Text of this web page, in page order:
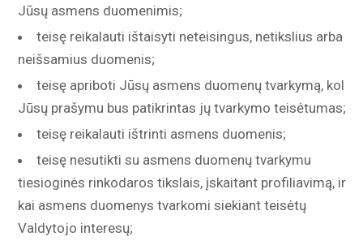
Jūsų asmens duomenimis;
teisę reikalauti ištaisyti neteisingus, netikslius arba
neišsamius duomenis;
teisę apriboti Jūsų asmens duomenų tvarkymą, kol
Jūsų prašymu bus patikrintas jų tvarkymo teisėtumas;
teisę reikalauti ištrinti asmens duomenis;
teisę nesutikti su asmens duomenų tvarkymu
tiesioginės rinkodaros tikslais, įskaitant profiliavimą, ir
kai asmens duomenys tvarkomi siekiant teisėtų
Valdytojo interesų;